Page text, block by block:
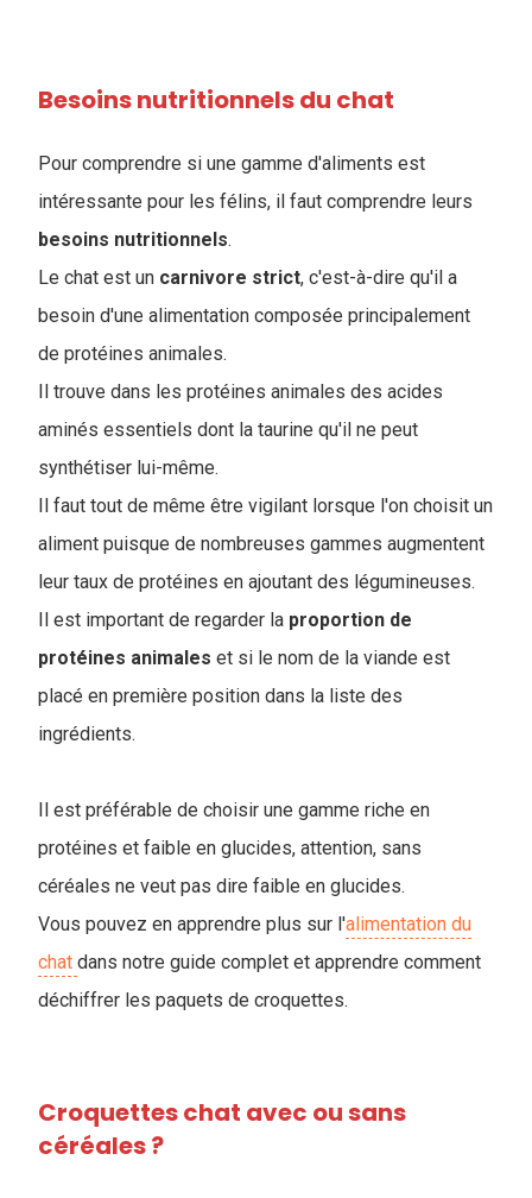
Besoins nutritionnels du chat
Pour comprendre si une gamme d'aliments est
intéressante pour les félins, il faut comprendre leurs
besoins nutritionnels.
Le chat est un carnivore strict, c'est-à-dire qu'il a
besoin d'une alimentation composée principalement
de protéines animales.
Il trouve dans les protéines animales des acides
aminés essentiels dont la taurine qu'il ne peut
synthétiser lui-même.
Il faut tout de même être vigilant lorsque l'on choisit un
aliment puisque de nombreuses gammes augmentent
leur taux de protéines en ajoutant des légumineuses.
Il est important de regarder la proportion de
protéines animales et si le nom de la viande est
placé en première position dans la liste des
ingrédients.
Il est préférable de choisir une gamme riche en
protéines et faible en glucides, attention, sans
céréales ne veut pas dire faible en glucides.
Vous pouvez en apprendre plus sur l'alimentation du
chat dans notre guide complet et apprendre comment
déchiffrer les paquets de croquettes.
Croquettes chat avec ou sans
céréales ?